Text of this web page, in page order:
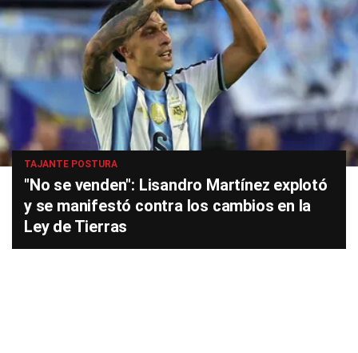
TAJANTE POSTURA
"No se venden": Lisandro Martínez explotó
y se manifestó contra los cambios en la
Ley de Tierras